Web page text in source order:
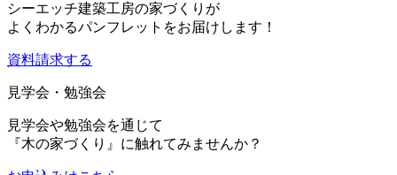
シーエッチ建築工房の家づくりが
よくわかるパンフレットをお届けします！
資料請求する
見学会・勉強会
見学会や勉強会を通じて
『木の家づくり』に触れてみませんか？